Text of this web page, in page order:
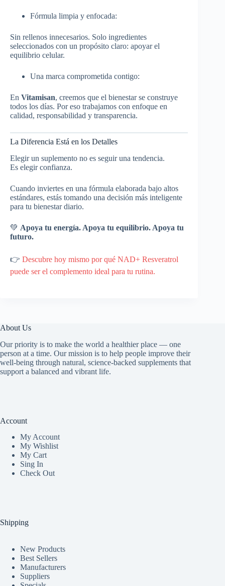
Fórmula limpia y enfocada:
Sin rellenos innecesarios. Solo ingredientes
seleccionados con un propósito claro: apoyar el
equilibrio celular.
Una marca comprometida contigo:
En Vitamisan, creemos que el bienestar se construye
todos los días. Por eso trabajamos con enfoque en
calidad, responsabilidad y transparencia.
La Diferencia Está en los Detalles
Elegir un suplemento no es seguir una tendencia.
Es elegir confianza.
Cuando inviertes en una fórmula elaborada bajo altos
estándares, estás tomando una decisión más inteligente
para tu bienestar diario.
💚 Apoya tu energía. Apoya tu equilibrio. Apoya tu
futuro.
👉 Descubre hoy mismo por qué NAD+ Resveratrol
puede ser el complemento ideal para tu rutina.
About Us
Our priority is to make the world a healthier place — one
person at a time. Our mission is to help people improve their
well-being through natural, science-backed supplements that
support a balanced and vibrant life.
Account
My Account
My Wishlist
My Cart
Sing In
Check Out
Shipping
New Products
Best Sellers
Manufacturers
Suppliers